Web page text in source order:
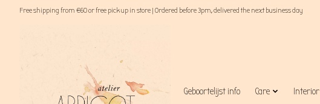
Free shipping from €60 or free pick up in store | Ordered before 3pm, delivered the next business day
Geboortelijst info Care Interior